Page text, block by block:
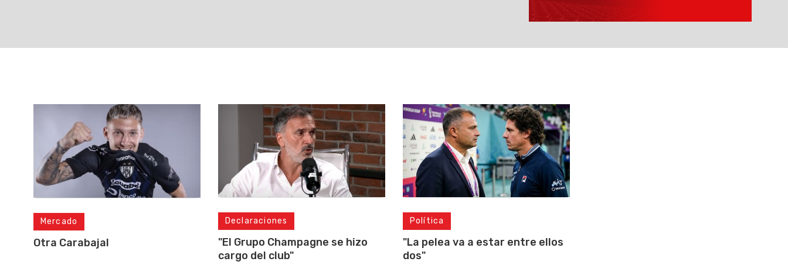
Mercado
Otra Carabajal
Declaraciones
"El Grupo Champagne se hizo
cargo del club"
Política
"La pelea va a estar entre ellos
dos"